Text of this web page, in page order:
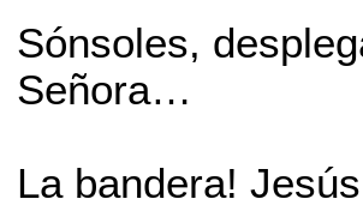
Sónsoles,
Señora…
La bandera!